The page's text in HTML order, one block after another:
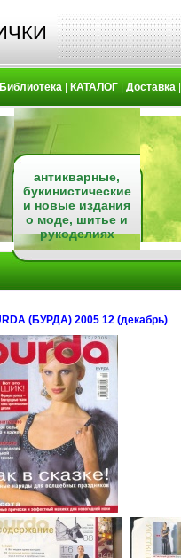
Библиотека КАТАЛОГ Доставка
антикварные,
букинистические
и новые издания
о моде, шитье и
рукоделиях
(БУРДА) 2005 12 (декабрь)